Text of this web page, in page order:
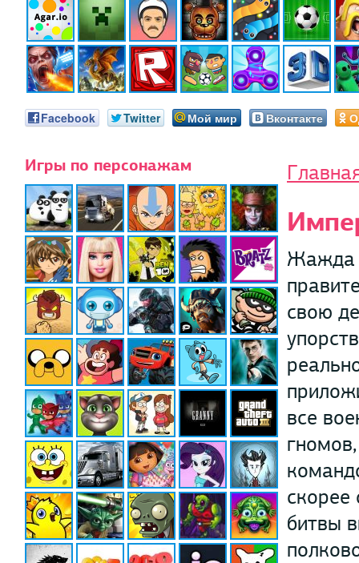
Facebook Twitter Мой мир Вконтакте
Игры по персонажам
Жажда
свою
все
скорее
битвы